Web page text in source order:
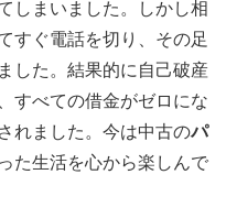
しまいました。しかし相
すぐ電話を切り、その足
した。結果的に自己破産
すべての借金がゼロにな
れました。今は中古のパ
た生活を心から楽しんで